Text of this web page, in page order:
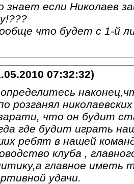
знает если Николаев
что будет с 1-й
07:32:32)
розганял
что он будит
где будит играть
ребят в нашей
клуба ,
главное иметь
удачи.